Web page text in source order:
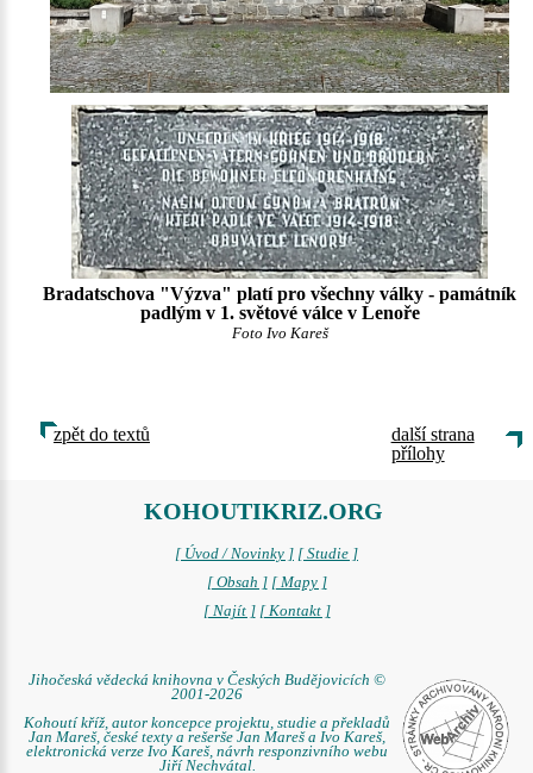
Bradatschova "Výzva" platí pro všechny války - památník
padlým v 1. světové válce v Lenoře
Foto Ivo Kareš
zpět do textů
další strana
přílohy
KOHOUTIKRIZ.ORG
[ Úvod / Novinky ] [ Studie ]
[ Obsah ] [ Mapy ]
[ Najít ] [ Kontakt ]
Jihočeská vědecká knihovna v Českých Budějovicích ©
2001-2026
Kohoutí kříž, autor koncepce projektu, studie a překladů
Jan Mareš, české texty a rešerše Jan Mareš a Ivo Kareš,
elektronická verze Ivo Kareš, návrh responzivního webu
Jiří Nechvátal.